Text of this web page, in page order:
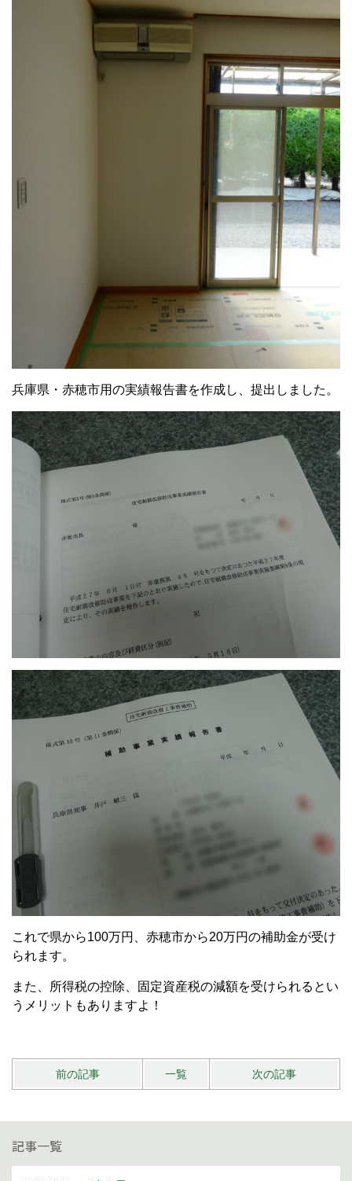
兵庫県・赤穂市用の実績報告書を作成し、提出しました。
これで県から100万円、赤穂市から20万円の補助金が受け
られます。
また、所得税の控除、固定資産税の減額を受けられるとい
うメリットもありますよ！
前の記事 一覧 次の記事
記事一覧